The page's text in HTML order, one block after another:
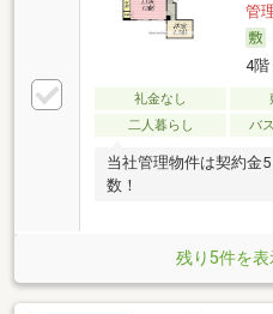
管
4階
礼金なし
二人暮らし
バ
当社管理物件は契約金
数！
残り5件を表